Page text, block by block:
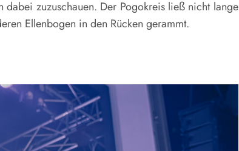
dabei zuzuschauen. Der Pogokreis ließ nicht lange
Ellenbogen in den Rücken gerammt.